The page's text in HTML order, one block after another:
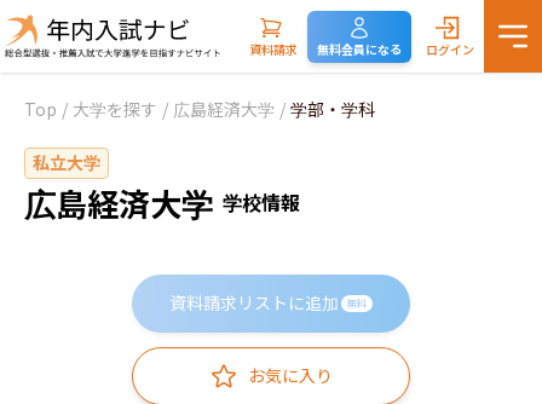
資料請求 無料会員になる ログイン
Top / 大学を探す / 広島経済大学 / 学部・学科
私立大学
広島経済大学 学校情報
資料請求リストに追加 無料
お気に入り